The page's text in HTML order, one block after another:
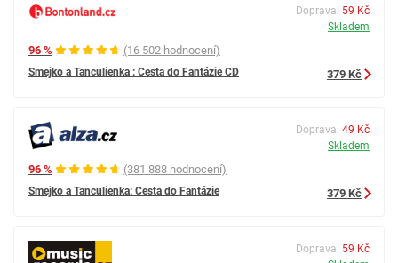
96 % (16 502 hodnocení)
Smejko a Tanculienka : Cesta do Fantázie CD
Doprava: 59 Kč
Skladem
379 Kč
96 % (381 888 hodnocení)
Smejko a Tanculienka: Cesta do Fantázie
Doprava: 49 Kč
Skladem
379 Kč
Doprava: 59 Kč